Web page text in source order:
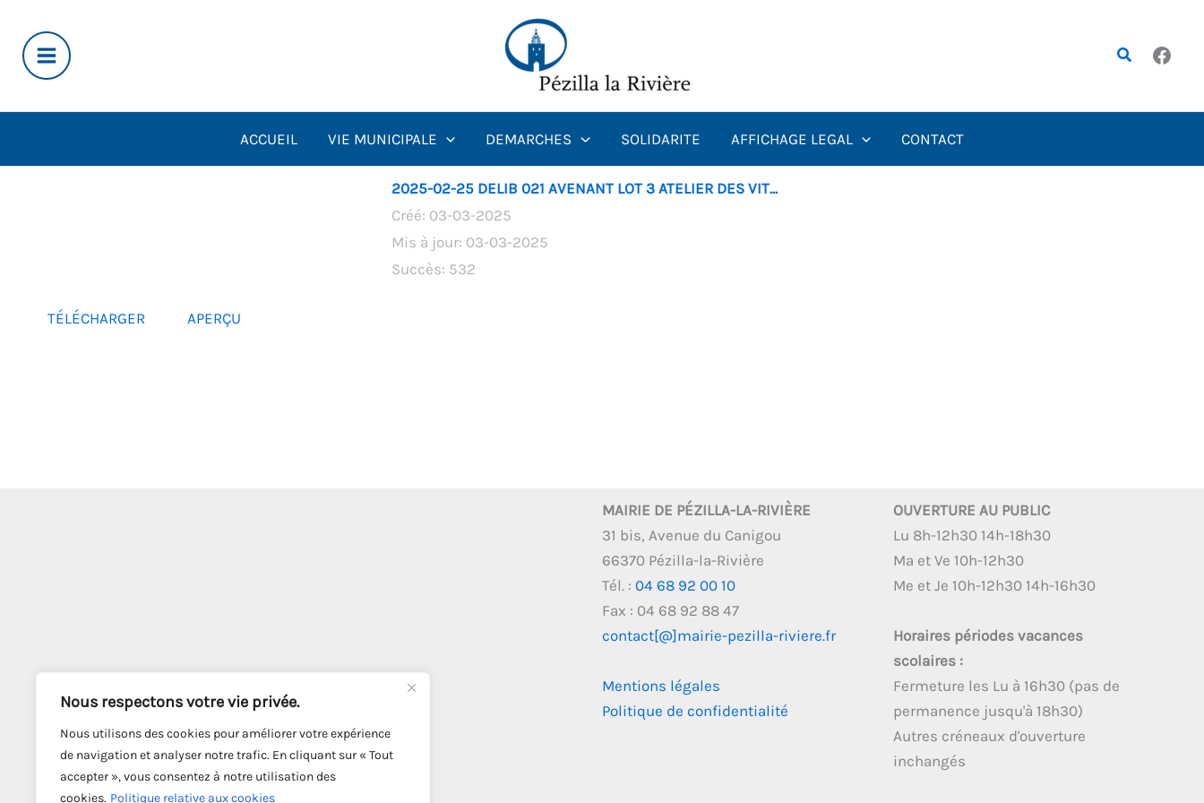
Nous respectons votre vie privée.
Nous utilisons des cookies pour améliorer votre expérience
de navigation et analyser notre trafic. En cliquant sur « Tout
accepter », vous consentez à notre utilisation des
cookies. Politique relative aux cookies
contenu
Rechercher
ACCUEIL VIE MUNICIPALE DEMARCHES SOLIDARITE AFFICHAGE LEGAL CONTACT
2025-02-25 DELIB 021 AVENANT LOT 3 ATELIER DES VIT...
Créé: 03-03-2025
Mis à jour: 03-03-2025
Succès: 532
TÉLÉCHARGER APERÇU
MAIRIE DE PÉZILLA-LA-RIVIÈRE
31 bis, Avenue du Canigou
66370 Pézilla-la-Rivière
Tél. : 04 68 92 00 10
Fax : 04 68 92 88 47
contact[@]mairie-pezilla-riviere.fr
Mentions légales
Politique de confidentialité
OUVERTURE AU PUBLIC
Lu 8h-12h30 14h-18h30
Ma et Ve 10h-12h30
Me et Je 10h-12h30 14h-16h30
Horaires périodes vacances
scolaires :
Fermeture les Lu à 16h30 (pas de
permanence jusqu'à 18h30)
Autres créneaux d'ouverture
inchangés